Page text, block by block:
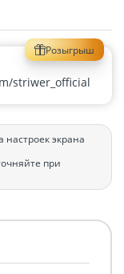
Розыгрыш
striwer_official
настроек экрана
при